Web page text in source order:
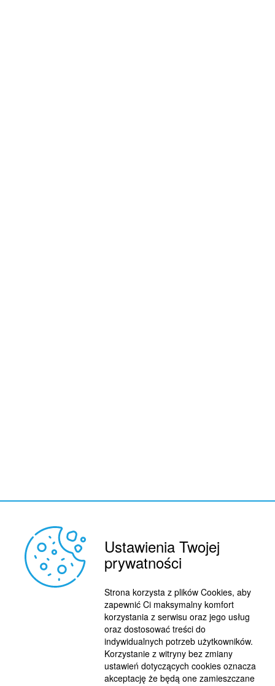
Ustawienia Twojej
prywatności
Strona korzysta z plików Cookies, aby
zapewnić Ci maksymalny komfort
korzystania z serwisu oraz jego usług
oraz dostosować treści do
indywidualnych potrzeb użytkowników.
Korzystanie z witryny bez zmiany
ustawień dotyczących cookies oznacza
akceptację że będą one zamieszczane
© 2015 BY : FUTBOL.PL. ALL RIGHTS RESERVED. REKLAMA
KONTAKT
POLITYKA PRYWATNOŚCI
PRACA/STAŻE